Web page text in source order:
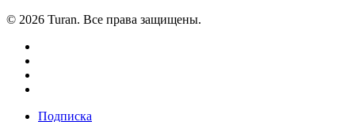
© 2026 Turan. Все права защищены.
Подписка